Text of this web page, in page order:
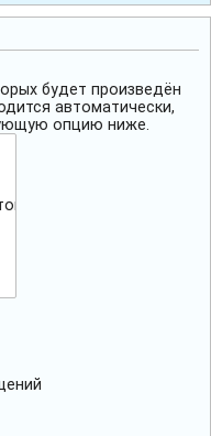
будет произведён
автоматически,
опцию ниже.